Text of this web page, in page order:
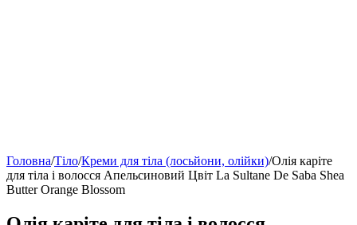
Головна/Тіло/Креми для тіла (лосьйони, олійки)/Олія каріте
для тіла і волосся Апельсиновий Цвіт La Sultane De Saba Shea
Butter Orange Blossom